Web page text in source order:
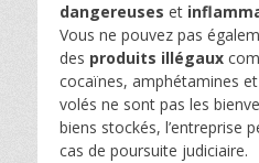
dangereuses et
Vous ne pouvez pas
des produits illégaux
cocaïnes, amphétamines
volés ne sont pas les
biens stockés, l’entreprise
cas de poursuite judiciaire.